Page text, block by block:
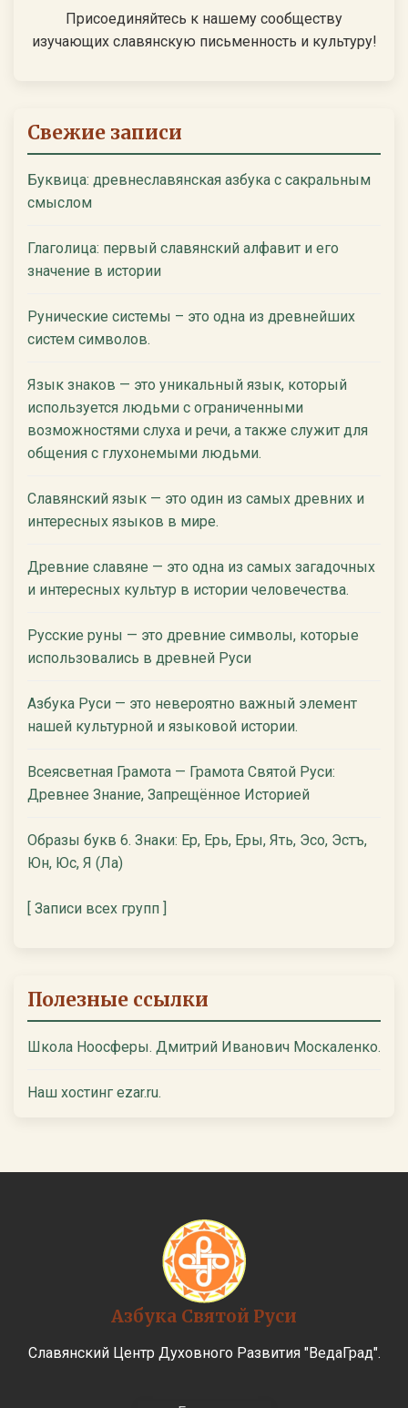
Присоединяйтесь к нашему сообществу
изучающих славянскую письменность и культуру!
Свежие записи
Буквица: древнеславянская азбука с сакральным
смыслом
Глаголица: первый славянский алфавит и его
значение в истории
Рунические системы – это одна из древнейших
систем символов.
Язык знаков — это уникальный язык, который
используется людьми с ограниченными
возможностями слуха и речи, а также служит для
общения с глухонемыми людьми.
Славянский язык — это один из самых древних и
интересных языков в мире.
Древние славяне — это одна из самых загадочных
и интересных культур в истории человечества.
Русские руны — это древние символы, которые
использовались в древней Руси
Азбука Руси — это невероятно важный элемент
нашей культурной и языковой истории.
Всеясветная Грамота — Грамота Святой Руси:
Древнее Знание, Запрещённое Историей
Образы букв 6. Знаки: Ер, Ерь, Еры, Ять, Эсо, Эстъ,
Юн, Юс, Я (Ла)
[ Записи всех групп ]
Полезные ссылки
Школа Ноосферы. Дмитрий Иванович Москаленко.
Наш хостинг ezar.ru.
Азбука Святой Руси
Славянский Центр Духовного Развития "ВедаГрад".